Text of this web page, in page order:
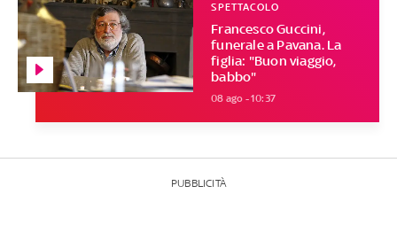
Francesco Guccini,
funerale a Pavana. La
figlia: "Buon viaggio,
babbo"
SPETTACOLO
08 ago - 10:37
PUBBLICITÀ